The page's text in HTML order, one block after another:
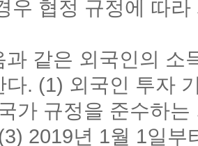
우 협정 규정에 따라
과 같은 외국인의 소
다. (1) 외국인 투자
가 규정을 준수하
2019년 1월 1일부